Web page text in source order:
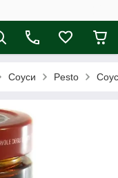
Соуси Pesto